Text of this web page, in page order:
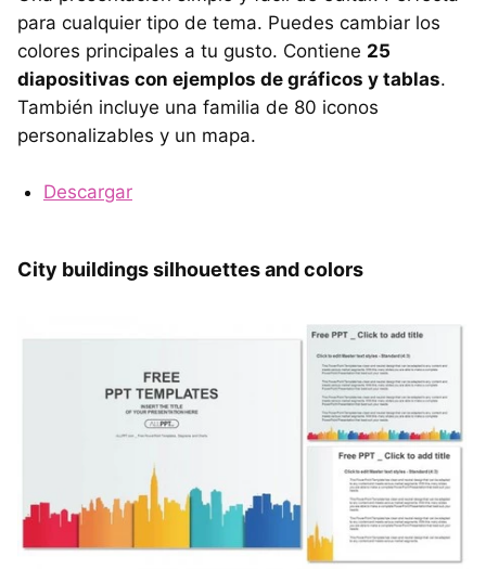
para cualquier tipo de tema. Puedes cambiar los
colores principales a tu gusto. Contiene 25
diapositivas con ejemplos de gráficos y tablas.
También incluye una familia de 80 iconos
personalizables y un mapa.
Descargar
City buildings silhouettes and colors